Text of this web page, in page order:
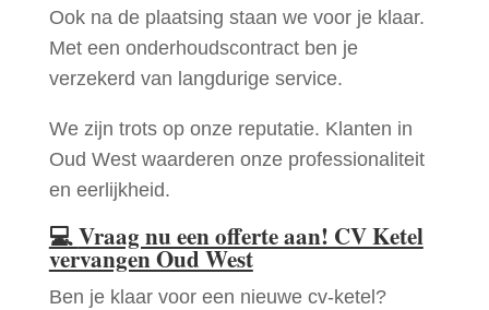
Ook na de plaatsing staan we voor je klaar.
Met een onderhoudscontract ben je
verzekerd van langdurige service.
We zijn trots op onze reputatie. Klanten in
Oud West waarderen onze professionaliteit
en eerlijkheid.
💻Vraag nu een offerte aan! CV Ketel
vervangen Oud West
Ben je klaar voor een nieuwe cv-ketel?